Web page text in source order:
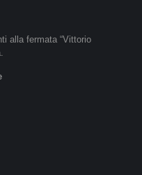
alla fermata “Vittorio